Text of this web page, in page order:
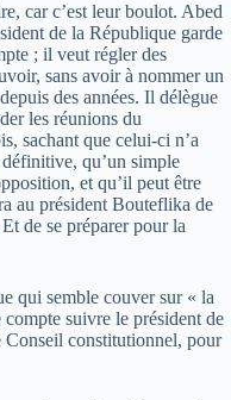
car c’est leur boulot. Abed
de la République garde
; il veut régler des
sans avoir à nommer un
des années. Il délègue
les réunions du
sachant que celui-ci n’a
qu’un simple
et qu’il peut être
au président Bouteflika de
de se préparer pour la
qui semble couver sur « la
suivre le président de
Conseil constitutionnel, pour